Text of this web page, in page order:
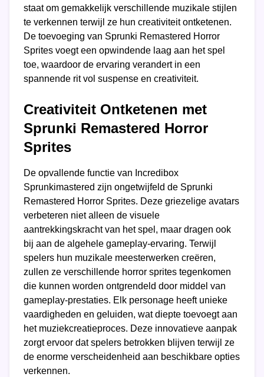
staat om gemakkelijk verschillende muzikale stijlen
te verkennen terwijl ze hun creativiteit ontketenen.
De toevoeging van Sprunki Remastered Horror
Sprites voegt een opwindende laag aan het spel
toe, waardoor de ervaring verandert in een
spannende rit vol suspense en creativiteit.
Creativiteit Ontketenen met
Sprunki Remastered Horror
Sprites
De opvallende functie van Incredibox
Sprunkimastered zijn ongetwijfeld de Sprunki
Remastered Horror Sprites. Deze griezelige avatars
verbeteren niet alleen de visuele
aantrekkingskracht van het spel, maar dragen ook
bij aan de algehele gameplay-ervaring. Terwijl
spelers hun muzikale meesterwerken creëren,
zullen ze verschillende horror sprites tegenkomen
die kunnen worden ontgrendeld door middel van
gameplay-prestaties. Elk personage heeft unieke
vaardigheden en geluiden, wat diepte toevoegt aan
het muziekcreatieproces. Deze innovatieve aanpak
zorgt ervoor dat spelers betrokken blijven terwijl ze
de enorme verscheidenheid aan beschikbare opties
verkennen.